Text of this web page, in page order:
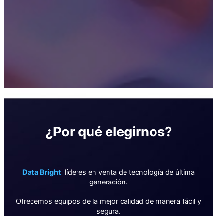
¿Por qué elegirnos?
Data Bright, líderes en venta de tecnología de última
generación.
Ofrecemos equipos de la mejor calidad de manera fácil y
segura.